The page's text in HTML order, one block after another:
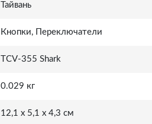
Тайвань
Кнопки, Переключатели
TCV-355 Shark
0.029 кг
12,1 x 5,1 x 4,3 см